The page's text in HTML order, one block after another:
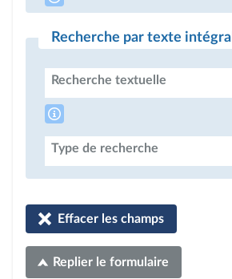
Recherche par texte intégral
Recherche textuelle
Type de recherche
Effacer les champs
Replier le formulaire